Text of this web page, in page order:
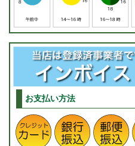
お支払い方法